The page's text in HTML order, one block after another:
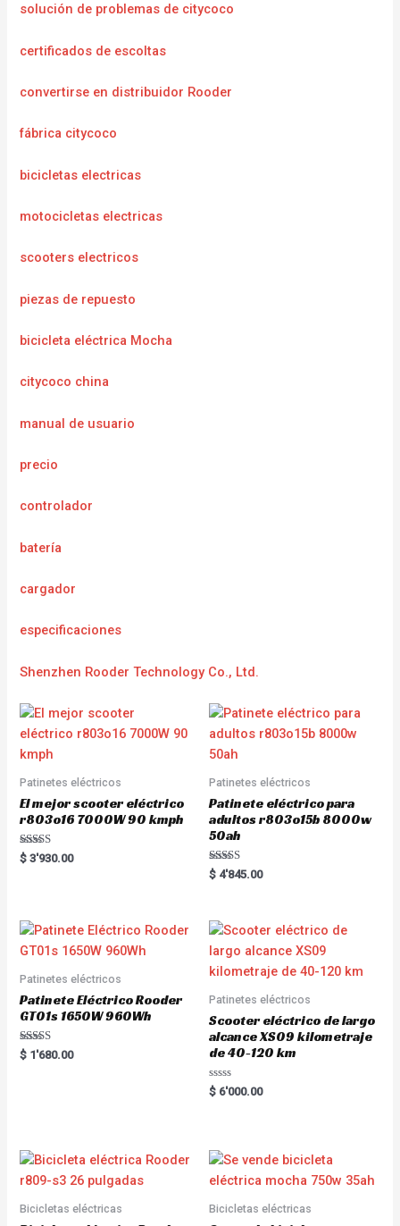
solución de problemas de citycoco
certificados de escoltas
convertirse en distribuidor Rooder
fábrica citycoco
bicicletas electricas
motocicletas electricas
scooters electricos
piezas de repuesto
bicicleta eléctrica Mocha
citycoco china
manual de usuario
precio
controlador
batería
cargador
especificaciones
Shenzhen Rooder Technology Co., Ltd.
Patinetes eléctricos
El mejor scooter eléctrico
r803o16 7000W 90 kmph
Rated
5.00
$ 3'930.00
Patinetes eléctricos
Patinete eléctrico para
adultos r803o15b 8000w
50ah
Rated
5.00
$ 4'845.00
Patinetes eléctricos
Patinete Eléctrico Rooder
GT01s 1650W 960Wh
Rated
5.00
$ 1'680.00
Patinetes eléctricos
Scooter eléctrico de largo
alcance XS09 kilometraje
de 40-120 km
R
a
o
u
t
o
5
$ 6'000.00
Bicicletas eléctricas Bicicletas eléctricas